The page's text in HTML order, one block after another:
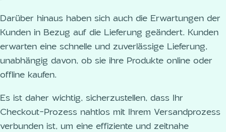
Darüber hinaus haben sich auch die Erwartungen der
Kunden in Bezug auf die Lieferung geändert. Kunden
erwarten eine schnelle und zuverlässige Lieferung,
unabhängig davon, ob sie ihre Produkte online oder
offline kaufen.
Es ist daher wichtig, sicherzustellen, dass Ihr
Checkout-Prozess nahtlos mit Ihrem Versandprozess
verbunden ist, um eine effiziente und zeitnahe